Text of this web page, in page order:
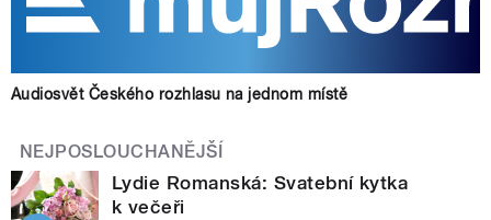
Audiosvět Českého rozhlasu na jednom místě
NEJPOSLOUCHANĚJŠÍ
Lydie Romanská: Svatební kytka
k večeři